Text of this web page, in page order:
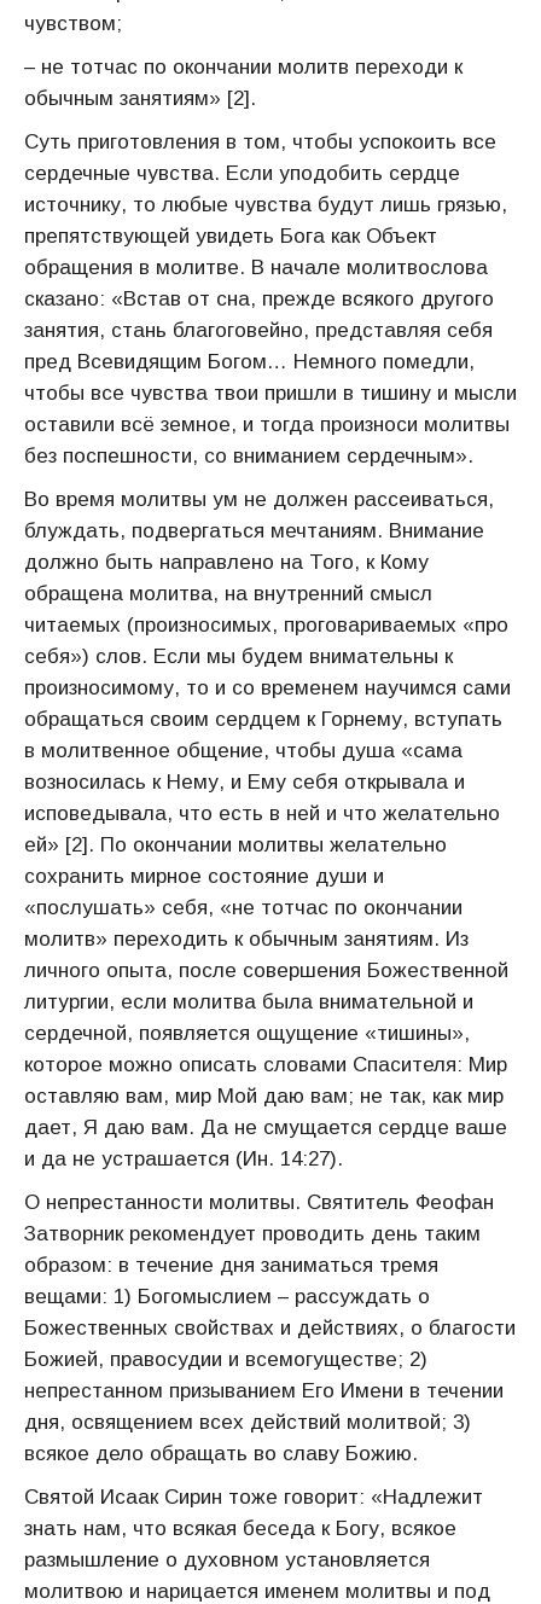
чувством;
– не тотчас по окончании молитв переходи к
обычным занятиям» [2].
Суть приготовления в том, чтобы успокоить все
сердечные чувства. Если уподобить сердце
источнику, то любые чувства будут лишь грязью,
препятствующей увидеть Бога как Объект
обращения в молитве. В начале молитвослова
сказано: «Встав от сна, прежде всякого другого
занятия, стань благоговейно, представляя себя
пред Всевидящим Богом… Немного помедли,
чтобы все чувства твои пришли в тишину и мысли
оставили всё земное, и тогда произноси молитвы
без поспешности, со вниманием сердечным».
Во время молитвы ум не должен рассеиваться,
блуждать, подвергаться мечтаниям. Внимание
должно быть направлено на Того, к Кому
обращена молитва, на внутренний смысл
читаемых (произносимых, проговариваемых «про
себя») слов. Если мы будем внимательны к
произносимому, то и со временем научимся сами
обращаться своим сердцем к Горнему, вступать
в молитвенное общение, чтобы душа «сама
возносилась к Нему, и Ему себя открывала и
исповедывала, что есть в ней и что желательно
ей» [2]. По окончании молитвы желательно
сохранить мирное состояние души и
«послушать» себя, «не тотчас по окончании
молитв» переходить к обычным занятиям. Из
личного опыта, после совершения Божественной
литургии, если молитва была внимательной и
сердечной, появляется ощущение «тишины»,
которое можно описать словами Спасителя: Мир
оставляю вам, мир Мой даю вам; не так, как мир
дает, Я даю вам. Да не смущается сердце ваше
и да не устрашается (Ин. 14:27).
О непрестанности молитвы. Святитель Феофан
Затворник рекомендует проводить день таким
образом: в течение дня заниматься тремя
вещами: 1) Богомыслием – рассуждать о
Божественных свойствах и действиях, о благости
Божией, правосудии и всемогуществе; 2)
непрестанном призыванием Его Имени в течении
дня, освящением всех действий молитвой; 3)
всякое дело обращать во славу Божию.
Святой Исаак Сирин тоже говорит: «Надлежит
знать нам, что всякая беседа к Богу, всякое
размышление о духовном установляется
молитвою и нарицается именем молитвы и под